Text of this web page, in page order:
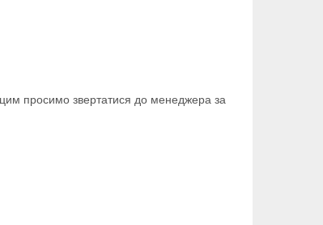
просимо звертатися до менеджера за